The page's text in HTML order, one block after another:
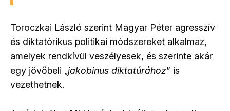
Toroczkai László szerint Magyar Péter agresszív
és diktatórikus politikai módszereket alkalmaz,
amelyek rendkívül veszélyesek, és szerinte akár
egy jövőbeli „jakobinus diktatúrához” is
vezethetnek.